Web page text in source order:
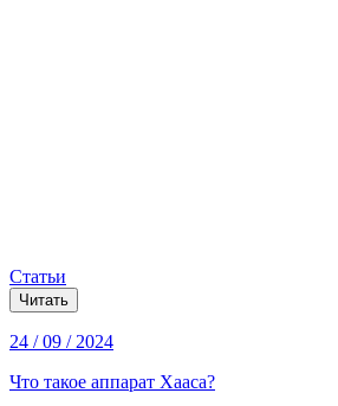
Статьи
Читать
24 / 09 / 2024
Что такое аппарат Хааса?